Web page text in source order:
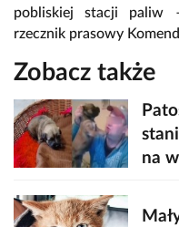
pobliskiej stacji paliw
rzecznik prasowy
Zobacz także
na